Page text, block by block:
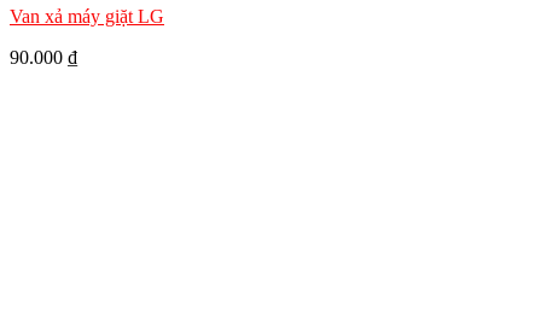
Van xả máy giặt LG
90.000 ₫